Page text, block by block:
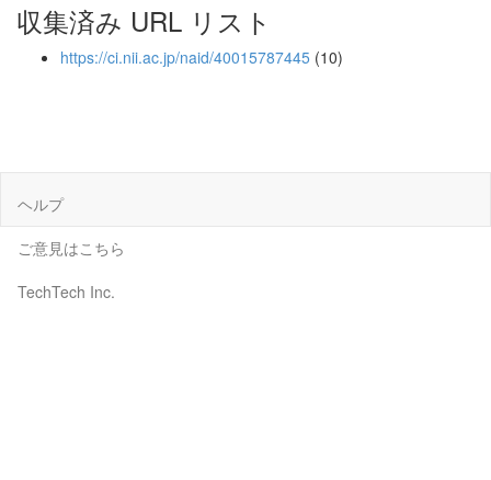
収集済み URL リスト
https://ci.nii.ac.jp/naid/40015787445 (10)
ヘルプ
ご意見はこちら
TechTech Inc.